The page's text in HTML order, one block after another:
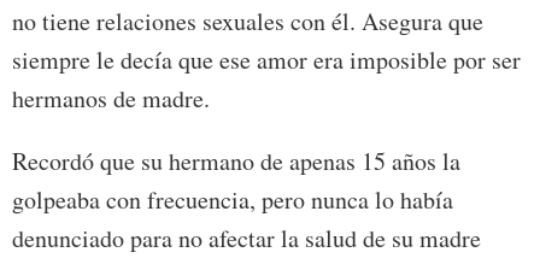
no tiene relaciones sexuales con él. Asegura que
siempre le decía que ese amor era imposible por ser
hermanos de madre.
Recordó que su hermano de apenas 15 años la
golpeaba con frecuencia, pero nunca lo había
denunciado para no afectar la salud de su madre